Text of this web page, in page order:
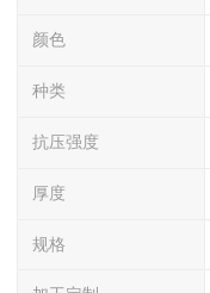
颜色
种类
抗压强度
厚度
规格